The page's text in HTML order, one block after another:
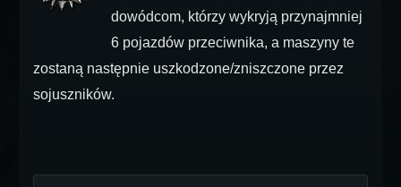
dowódcom, którzy wykryją przynajmniej
6 pojazdów przeciwnika, a maszyny te
zostaną następnie uszkodzone/zniszczone przez
sojuszników.